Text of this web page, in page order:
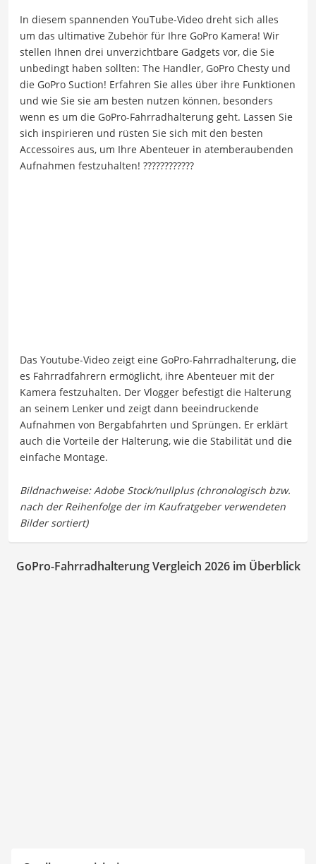
In diesem spannenden YouTube-Video dreht sich alles
um das ultimative Zubehör für Ihre GoPro Kamera! Wir
stellen Ihnen drei unverzichtbare Gadgets vor, die Sie
unbedingt haben sollten: The Handler, GoPro Chesty und
die GoPro Suction! Erfahren Sie alles über ihre Funktionen
und wie Sie sie am besten nutzen können, besonders
wenn es um die GoPro-Fahrradhalterung geht. Lassen Sie
sich inspirieren und rüsten Sie sich mit den besten
Accessoires aus, um Ihre Abenteuer in atemberaubenden
Aufnahmen festzuhalten! ????????????
Das Youtube-Video zeigt eine GoPro-Fahrradhalterung, die
es Fahrradfahrern ermöglicht, ihre Abenteuer mit der
Kamera festzuhalten. Der Vlogger befestigt die Halterung
an seinem Lenker und zeigt dann beeindruckende
Aufnahmen von Bergabfahrten und Sprüngen. Er erklärt
auch die Vorteile der Halterung, wie die Stabilität und die
einfache Montage.
GoPro-Fahrradhalterung Vergleich 2026 im Überblick